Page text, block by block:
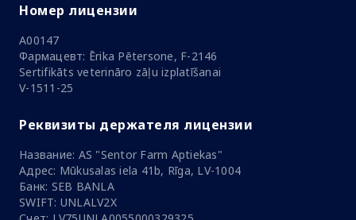
Номер лицензии
A00147
Фармацевт: Ērika Pētersone, F-2146
Sertifikāts veterināro zāļu izplatīšanai
V-1511-25
Реквизиты держателя лицензии
Название: AS "Sentor Farm Aptiekas"
Адрес: Mūkusalas iela 41b, Rīga, LV-1004
Банк: SEB BANLA
SWIFT: UNLALV2X